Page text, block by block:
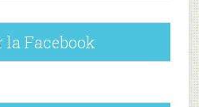
la Facebook